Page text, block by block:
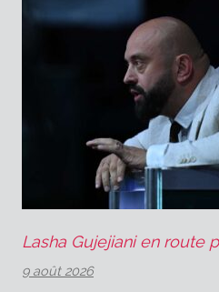
Lasha Gujejiani en route
9 août 2026